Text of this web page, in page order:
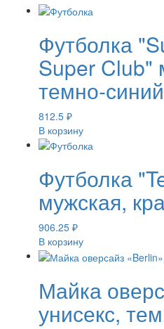
Футболка
Super Club"
темно-синий
812.5 ₽
В корзину
Футболка
мужская,
906.25 ₽
В корзину
Майка
унисекс,